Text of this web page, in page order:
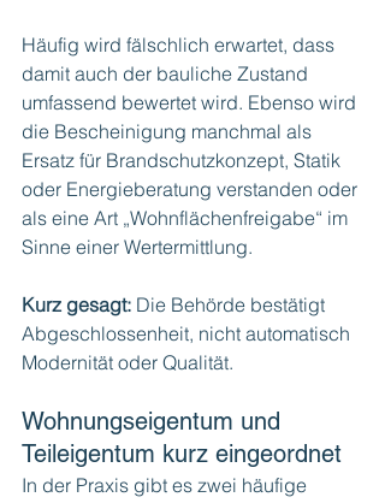
Häufig wird fälschlich erwartet, dass
damit auch der bauliche Zustand
umfassend bewertet wird. Ebenso wird
die Bescheinigung manchmal als
Ersatz für Brandschutzkonzept, Statik
oder Energieberatung verstanden oder
als eine Art „Wohnflächenfreigabe“ im
Sinne einer Wertermittlung.
Kurz gesagt: Die Behörde bestätigt
Abgeschlossenheit, nicht automatisch
Modernität oder Qualität.
Wohnungseigentum und
Teileigentum kurz eingeordnet
In der Praxis gibt es zwei häufige